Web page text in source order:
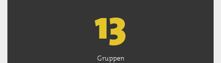
13
Gruppen